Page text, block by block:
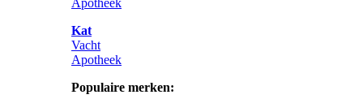
Kat
Vacht
Apotheek
Populaire merken: